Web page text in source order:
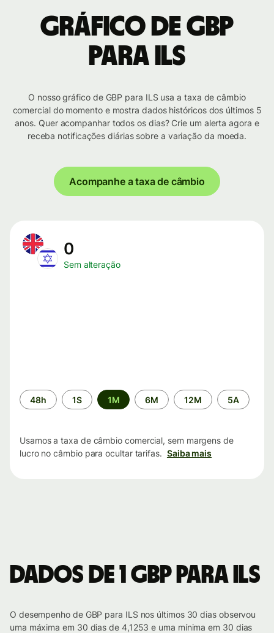
Gráfico de GBP
para ILS
O nosso gráfico de GBP para ILS usa a taxa de câmbio
comercial do momento e mostra dados históricos dos últimos 5
anos. Quer acompanhar todos os dias? Crie um alerta agora e
receba notificações diárias sobre a variação da moeda.
Acompanhe a taxa de câmbio
0
Sem alteração
Período
de
48h 1S 1M 6M 12M 5A
Usamos a taxa de câmbio comercial, sem margens de
lucro no câmbio para ocultar tarifas. Saiba mais
Dados de 1 GBP para ILS
O desempenho de GBP para ILS nos últimos 30 dias observou
uma máxima em 30 dias de 4,1253 e uma mínima em 30 dias